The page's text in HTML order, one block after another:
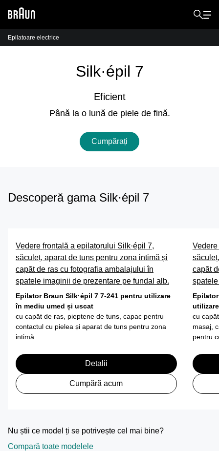
Epilatoare electrice
Silk·épil 7
Eficient
Până la o lună de piele de fină.
Cumpărați
Descoperă gama Silk·épil 7
Vedere frontală a epilatorului Silk·épil 7,
săculeț, aparat de tuns pentru zona intimă și
capăt de ras cu fotografia ambalajului în
spatele imaginii de prezentare pe fundal alb.
Epilator Braun Silk·épil 7 7-241 pentru utilizare
în mediu umed și uscat
cu capăt de ras, pieptene de tuns, capac pentru
contactul cu pielea și aparat de tuns pentru zona
intimă
Detalii
Cumpără acum
capăt
cu
masaj,
pentru
Nu știi ce model ți se potrivește cel mai bine?
Compară toate modelele